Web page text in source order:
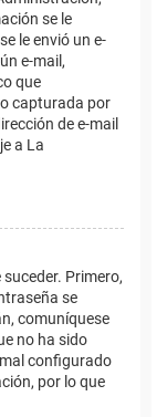
se le
le envió un e-
e-mail,
que
capturada por
de e-mail
a La
Primero,
se
comuníquese
no ha sido
configurado
por lo que